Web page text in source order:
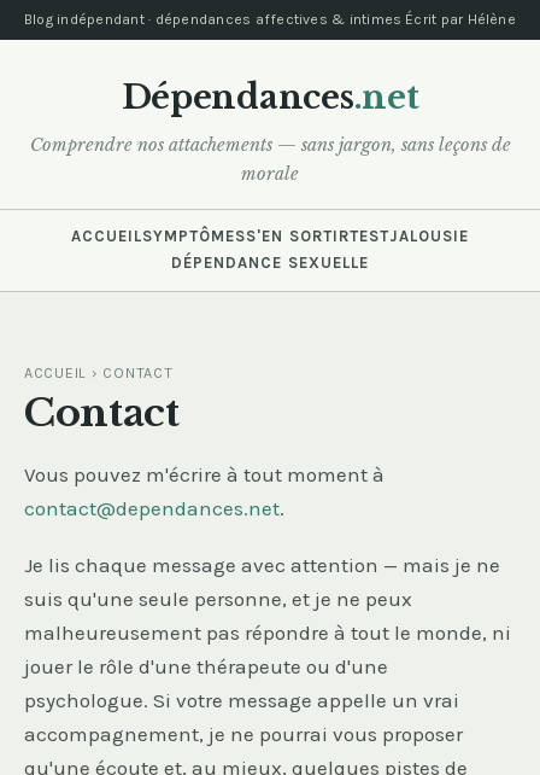
Blog indépendant · dépendances affectives & intimes Écrit par Hélène
Dépendances.net
Comprendre nos attachements — sans jargon, sans leçons de
morale
ACCUEILSYMPTÔMESS'EN SORTIRTESTJALOUSIE
DÉPENDANCE SEXUELLE
ACCUEIL › CONTACT
Contact
Vous pouvez m'écrire à tout moment à
contact@dependances.net.
Je lis chaque message avec attention — mais je ne
suis qu'une seule personne, et je ne peux
malheureusement pas répondre à tout le monde, ni
jouer le rôle d'une thérapeute ou d'une
psychologue. Si votre message appelle un vrai
accompagnement, je ne pourrai vous proposer
qu'une écoute et, au mieux, quelques pistes de